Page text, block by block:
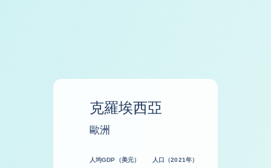
克羅埃西亞
歐洲
人均GDP（美元） 人口（2021年）